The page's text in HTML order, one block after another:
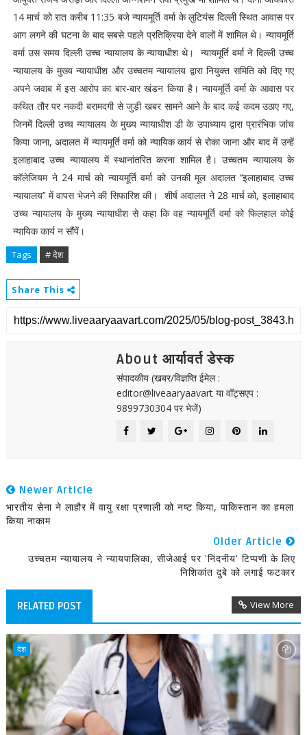
14 मार्च को रात करीब 11:35 बजे न्यायमूर्ति वर्मा के लुटियंस दिल्ली स्थित आवास पर
आग लगने की घटना के बाद सबसे पहले प्रतिक्रिया देने वालों में शामिल थे। न्यायमूर्ति
वर्मा उस समय दिल्ली उच्च न्यायालय के न्यायाधीश थे। न्यायमूर्ति वर्मा ने दिल्ली उच्च
न्यायालय के मुख्य न्यायाधीश और उच्चतम न्यायालय द्वारा नियुक्त समिति को दिए गए
अपने जवाब में इस आरोप का बार-बार खंडन किया है। न्यायमूर्ति वर्मा के आवास पर
कथित तौर पर नकदी बरामदगी से जुड़ी खबर सामने आने के बाद कई कदम उठाए गए,
जिनमें दिल्ली उच्च न्यायालय के मुख्य न्यायाधीश डी के उपाध्याय द्वारा प्रारंभिक जांच
किया जाना, अदालत में न्यायमूर्ति वर्मा को न्यायिक कार्य से रोका जाना और बाद में उन्हें
इलाहाबाद उच्च न्यायालय में स्थानांतरित करना शामिल है। उच्चतम न्यायालय के
कॉलेजियम ने 24 मार्च को न्यायमूर्ति वर्मा को उनकी मूल अदालत ‘‘इलाहाबाद उच्च
न्यायालय’’ में वापस भेजने की सिफारिश की। शीर्ष अदालत ने 28 मार्च को, इलाहाबाद
उच्च न्यायालय के मुख्य न्यायाधीश से कहा कि वह न्यायमूर्ति वर्मा को फिलहाल कोई
न्यायिक कार्य न सौंपें।
Tags # देश
Share This
About आर्यावर्त डेस्क
संपादकीय (खबर/विज्ञप्ति ईमेल :
editor@liveaaryaavart या वॉट्सएप :
9899730304 पर भेजें)
Newer Article
भारतीय सेना ने लाहौर में वायु रक्षा प्रणाली को नष्ट किया, पाकिस्तान का हमला
किया नाकाम
Older Article
उच्चतम न्यायालय ने न्यायपालिका, सीजेआई पर 'निंदनीय' टिप्पणी के लिए
निशिकांत दुबे को लगाई फटकार
RELATED POST View More
देश